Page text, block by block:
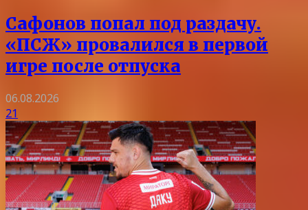
Сафонов попал под раздачу.
«ПСЖ» провалился в первой
игре после отпуска
06.08.2026
21